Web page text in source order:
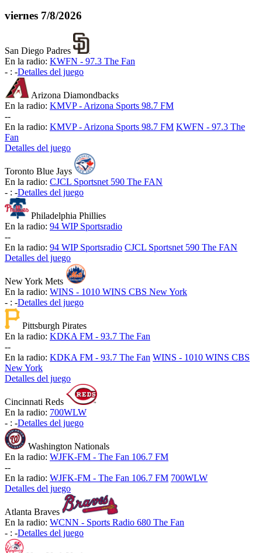
viernes 7/8/2026
San Diego Padres
En la radio: KWFN - 97.3 The Fan
- : -Detalles del juego
Arizona Diamondbacks
En la radio: KMVP - Arizona Sports 98.7 FM
--
En la radio: KMVP - Arizona Sports 98.7 FM KWFN - 97.3 The
Fan
Detalles del juego
Toronto Blue Jays
En la radio: CJCL Sportsnet 590 The FAN
- : -Detalles del juego
Philadelphia Phillies
En la radio: 94 WIP Sportsradio
--
En la radio: 94 WIP Sportsradio CJCL Sportsnet 590 The FAN
Detalles del juego
New York Mets
En la radio: WINS - 1010 WINS CBS New York
- : -Detalles del juego
Pittsburgh Pirates
En la radio: KDKA FM - 93.7 The Fan
--
En la radio: KDKA FM - 93.7 The Fan WINS - 1010 WINS CBS
New York
Detalles del juego
Cincinnati Reds
En la radio: 700WLW
- : -Detalles del juego
Washington Nationals
En la radio: WJFK-FM - The Fan 106.7 FM
--
En la radio: WJFK-FM - The Fan 106.7 FM 700WLW
Detalles del juego
Atlanta Braves
En la radio: WCNN - Sports Radio 680 The Fan
- : -Detalles del juego